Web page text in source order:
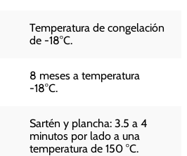
Temperatura de congelación
de -18°C.
8 meses a temperatura
-18°C.
Sartén y plancha: 3.5 a 4
minutos por lado a una
temperatura de 150 °C.